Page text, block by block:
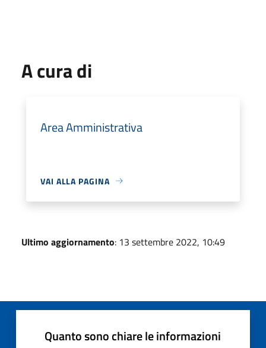
A cura di
Area Amministrativa
VAI ALLA PAGINA
Ultimo aggiornamento: 13 settembre 2022, 10:49
Quanto sono chiare le informazioni